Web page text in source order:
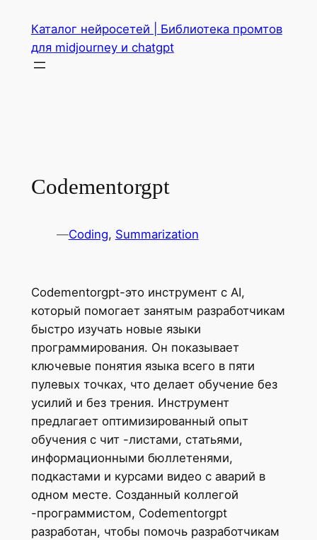
содержимому
Каталог нейросетей | Библиотека промтов
для midjourney и chatgpt
Codementorgpt
—Coding, Summarization
Codementorgpt-это инструмент с AI,
который помогает занятым разработчикам
быстро изучать новые языки
программирования. Он показывает
ключевые понятия языка всего в пяти
пулевых точках, что делает обучение без
усилий и без трения. Инструмент
предлагает оптимизированный опыт
обучения с чит -листами, статьями,
информационными бюллетенями,
подкастами и курсами видео с аварий в
одном месте. Созданный коллегой
-программистом, Codementorgpt
разработан, чтобы помочь разработчикам